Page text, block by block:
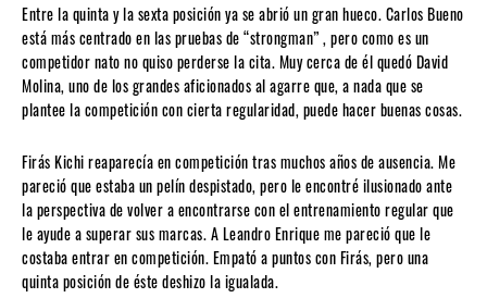
Entre la quinta y la sexta posición ya se abrió un gran hueco. Carlos Bueno
está más centrado en las pruebas de “strongman” , pero como es un
competidor nato no quiso perderse la cita. Muy cerca de él quedó David
Molina, uno de los grandes aficionados al agarre que, a nada que se
plantee la competición con cierta regularidad, puede hacer buenas cosas.
Firás Kichi reaparecía en competición tras muchos años de ausencia. Me
pareció que estaba un pelín despistado, pero le encontré ilusionado ante
la perspectiva de volver a encontrarse con el entrenamiento regular que
le ayude a superar sus marcas. A Leandro Enrique me pareció que le
costaba entrar en competición. Empató a puntos con Firás, pero una
quinta posición de éste deshizo la igualada.